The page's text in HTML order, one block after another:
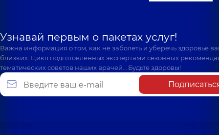
Узнавай первым о пакетах услуг!
Важна информация о том, как не заболеть и уберечь здоровье
близких. Цикл подготовленных экспертами сезонных
тематических советов наших врачей… Будьте здоровы!